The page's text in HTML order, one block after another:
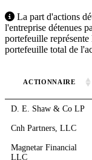
La part d'actions
l'entreprise détenues
portefeuille
portefeuille total de
ACTIONNAIRE
D. E. Shaw & Co LP
Cnh Partners, LLC
Magnetar Financial
LLC